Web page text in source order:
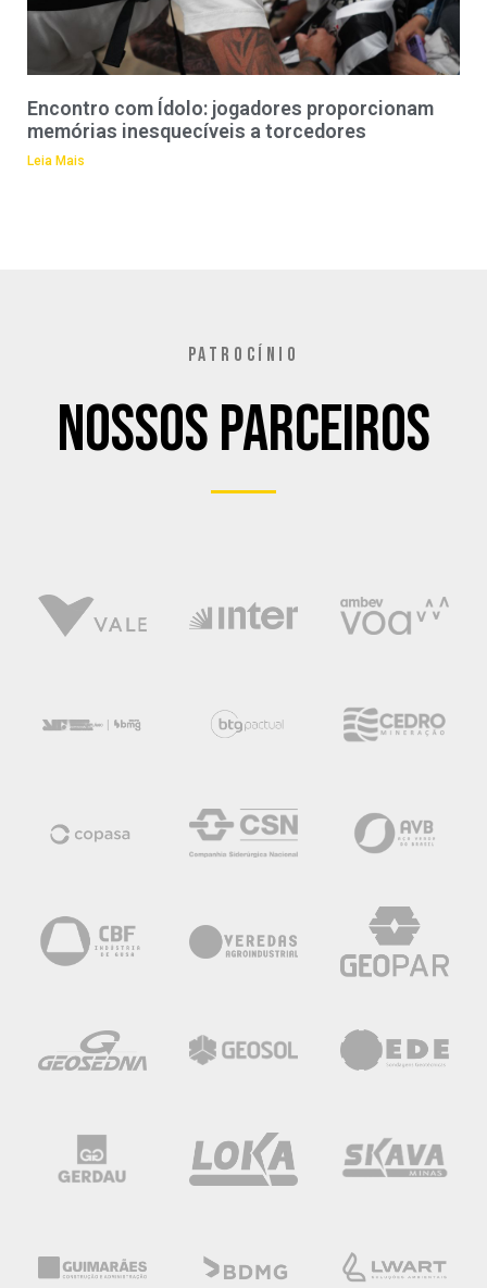
Encontro com Ídolo: jogadores proporcionam
memórias inesquecíveis a torcedores
Leia Mais
PATROCÍNIO
Nossos Parceiros